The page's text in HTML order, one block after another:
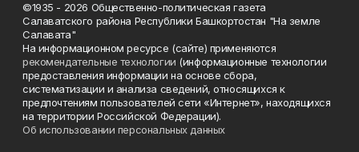
©1935 - 2026 Общественно-политическая газета
Салаватского района Республики Башкортостан "На земле
Салавата"
На информационном ресурсе (сайте) применяются
рекомендательные технологии (информационные технологии
предоставления информации на основе сбора,
систематизации и анализа сведений, относящихся к
предпочтениям пользователей сети «Интернет», находящихся
на территории Российской Федерации).
Об использовании персональных данных